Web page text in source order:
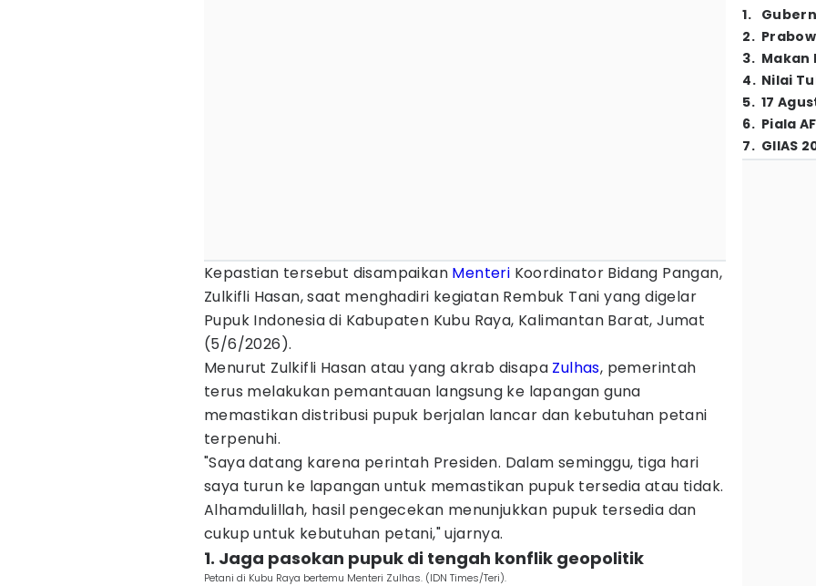
Kepastian tersebut disampaikan Menteri Koordinator Bidang Pangan,
Zulkifli Hasan, saat menghadiri kegiatan Rembuk Tani yang digelar
Pupuk Indonesia di Kabupaten Kubu Raya, Kalimantan Barat, Jumat
(5/6/2026).
Menurut Zulkifli Hasan atau yang akrab disapa Zulhas, pemerintah
terus melakukan pemantauan langsung ke lapangan guna
memastikan distribusi pupuk berjalan lancar dan kebutuhan petani
terpenuhi.
"Saya datang karena perintah Presiden. Dalam seminggu, tiga hari
saya turun ke lapangan untuk memastikan pupuk tersedia atau tidak.
Alhamdulillah, hasil pengecekan menunjukkan pupuk tersedia dan
cukup untuk kebutuhan petani," ujarnya.
1. Jaga pasokan pupuk di tengah konflik geopolitik
Petani di Kubu Raya bertemu Menteri Zulhas. (IDN Times/Teri).
1.
2.
3. Makan
4. Nilai
5. 17
6. Piala
7. GIIAS